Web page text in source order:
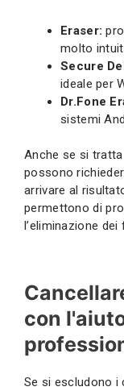
Eraser:
molto
Secure
ideale per
Dr.Fone
sistemi
Anche se si
possono
arrivare al
permettono di
l’eliminazione
con
Se si escludono i